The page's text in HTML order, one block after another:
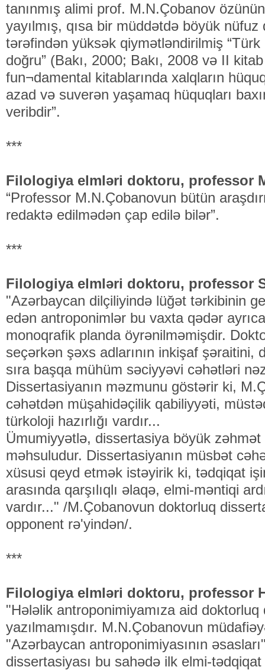
tanınmış alimi prof. M.N.Çobanov
yayılmış, qısa bir müddətdə böyük nüfuz
tərəfindən yüksək qiymətləndirilmiş
doğru” (Bakı, 2000; Bakı, 2008 və II
fun¬damental kitablarında xalqların
azad və suverən yaşamaq hüquqları
veribdir”.
***
Filologiya elmləri doktoru, professor
“Professor M.N.Çobanovun bütün
redaktə edilmədən çap edilə bilər”.
***
Filologiya elmləri doktoru, professor
"Azərbaycan dilçiliyində lüğət tərkibinin
edən antroponimlər bu vaxta qədər
monoqrafik planda öyrənilməmişdir.
seçərkən şəxs adlarının inkişaf şəraitini,
sıra başqa mühüm səciyyəvi cəhətləri
Dissertasiyanın məzmunu göstərir ki,
cəhətdən müşahidəçilik qabiliyyəti,
türkoloji hazırlığı vardır...
Ümumiyyətlə, dissertasiya böyük
məhsuludur. Dissertasiyanın müsbət
xüsusi qeyd etmək istəyirik ki, tədqiqat
arasında qarşılıqlı əlaqə, elmi-məntiqi
vardır..." /M.Çobanovun doktorluq
opponent rə'yindən/.
***
Filologiya elmləri doktoru, professor
"Hələlik antroponimiyamıza aid doktorluq
yazılmamışdır. M.N.Çobanovun
"Azərbaycan antroponimiyasının
dissertasiyası bu sahədə ilk elmi-